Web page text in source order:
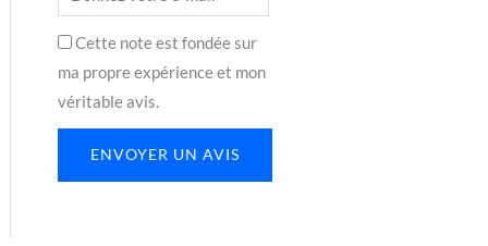
Cette note est fondée sur
ma propre expérience et mon
véritable avis.
ENVOYER UN AVIS